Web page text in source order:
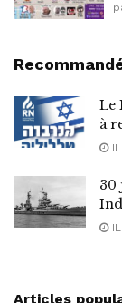
Le
à
IL
30
IL
Articles